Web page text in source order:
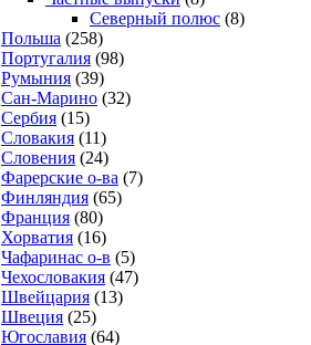
Северный полюс (8)
Польша (258)
Португалия (98)
Румыния (39)
Сан-Марино (32)
Сербия (15)
Словакия (11)
Словения (24)
Фарерские о-ва (7)
Финляндия (65)
Франция (80)
Хорватия (16)
Чафаринас о-в (5)
Чехословакия (47)
Швейцария (13)
Швеция (25)
Югославия (64)